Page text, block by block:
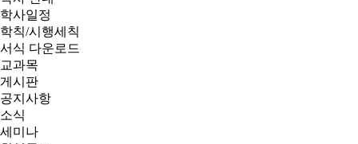
학사일정
학칙/시행세칙
서식 다운로드
교과목
게시판
공지사항
소식
세미나